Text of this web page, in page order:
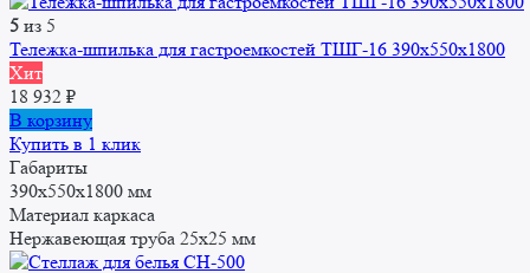
5 из 5
Тележка-шпилька для гастроемкостей ТШГ-16 390x550x1800
Хит
18 932 ₽
В корзину
Купить в 1 клик
Габариты
390x550x1800 мм
Материал каркаса
Нержавеющая труба 25x25 мм